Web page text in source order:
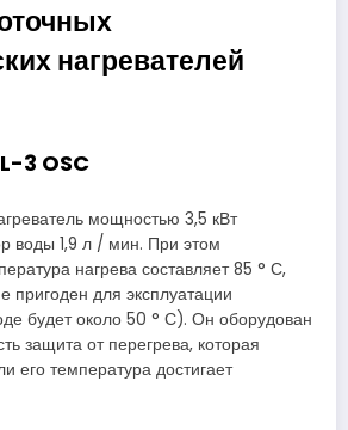
нагревателей
3 OSC
мощностью 3,5 кВт
воды 1,9 л / мин. При этом
нагрева составляет 85 ° С,
пригоден для эксплуатации
будет около 50 ° С). Он оборудован
защита от перегрева, которая
его температура достигает